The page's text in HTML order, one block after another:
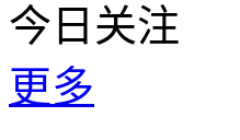
今日关注
更多